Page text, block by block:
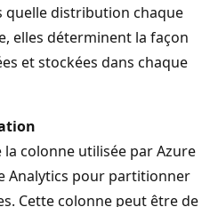
quelle distribution chaque
elles déterminent la façon
et stockées dans chaque
la colonne utilisée par Azure
Analytics pour partitionner
Cette colonne peut être de